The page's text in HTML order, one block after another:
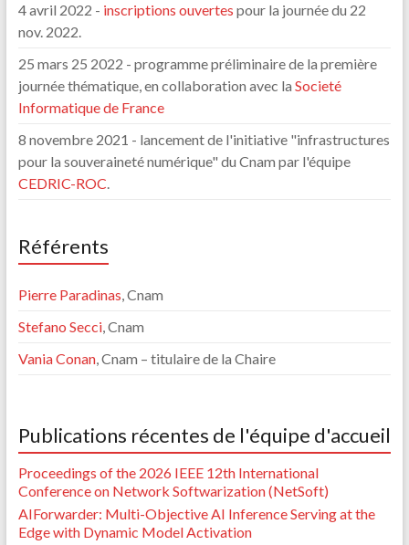
4 avril 2022 - inscriptions ouvertes pour la journée du 22
nov. 2022.
25 mars 25 2022 - programme préliminaire de la première
journée thématique, en collaboration avec la Societé
Informatique de France
8 novembre 2021 - lancement de l'initiative "infrastructures
pour la souveraineté numérique" du Cnam par l'équipe
CEDRIC-ROC.
Référents
Pierre Paradinas, Cnam
Stefano Secci, Cnam
Vania Conan, Cnam – titulaire de la Chaire
Publications récentes de l'équipe d'accueil
Proceedings of the 2026 IEEE 12th International
Conference on Network Softwarization (NetSoft)
AIForwarder: Multi-Objective AI Inference Serving at the
Edge with Dynamic Model Activation